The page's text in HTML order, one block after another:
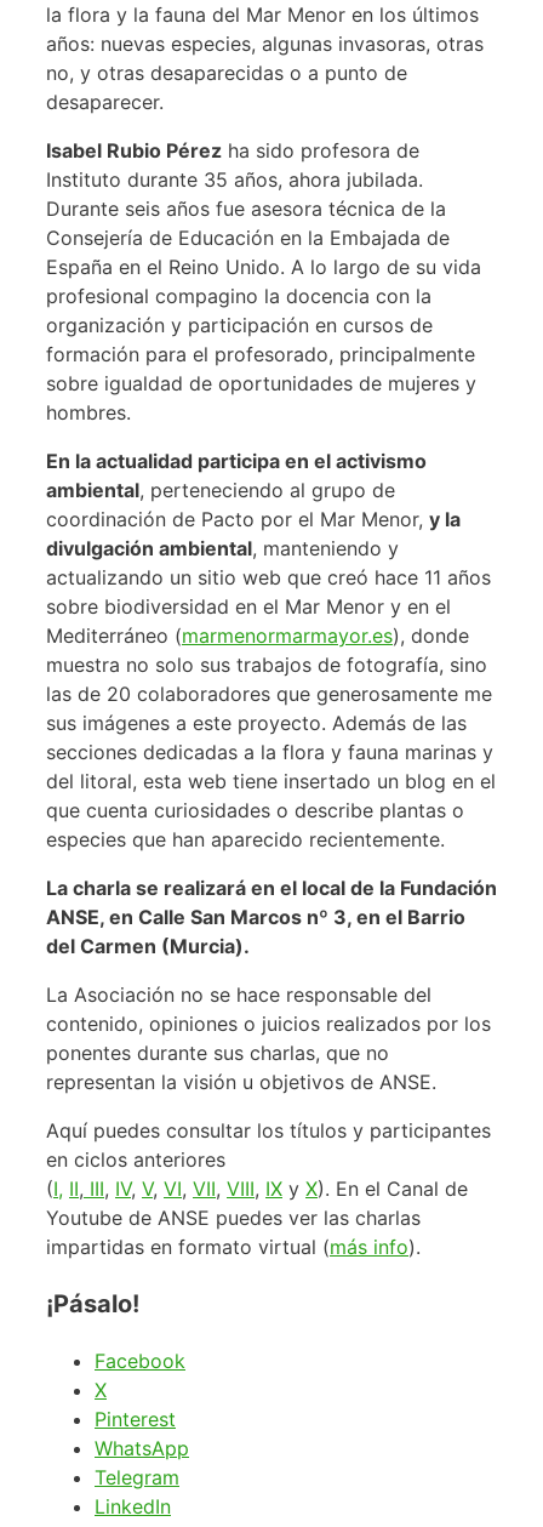
la flora y la fauna del Mar Menor en los últimos
años: nuevas especies, algunas invasoras, otras
no, y otras desaparecidas o a punto de
desaparecer.
Isabel Rubio Pérez ha sido profesora de
Instituto durante 35 años, ahora jubilada.
Durante seis años fue asesora técnica de la
Consejería de Educación en la Embajada de
España en el Reino Unido. A lo largo de su vida
profesional compagino la docencia con la
organización y participación en cursos de
formación para el profesorado, principalmente
sobre igualdad de oportunidades de mujeres y
hombres.
En la actualidad participa en el activismo
ambiental, perteneciendo al grupo de
coordinación de Pacto por el Mar Menor, y la
divulgación ambiental, manteniendo y
actualizando un sitio web que creó hace 11 años
sobre biodiversidad en el Mar Menor y en el
Mediterráneo (marmenormarmayor.es), donde
muestra no solo sus trabajos de fotografía, sino
las de 20 colaboradores que generosamente me
sus imágenes a este proyecto. Además de las
secciones dedicadas a la flora y fauna marinas y
del litoral, esta web tiene insertado un blog en el
que cuenta curiosidades o describe plantas o
especies que han aparecido recientemente.
La charla se realizará en el local de la Fundación
ANSE, en Calle San Marcos nº 3, en el Barrio
del Carmen (Murcia).
La Asociación no se hace responsable del
contenido, opiniones o juicios realizados por los
ponentes durante sus charlas, que no
representan la visión u objetivos de ANSE.
Aquí puedes consultar los títulos y participantes
en ciclos anteriores
(I, II, III, IV, V, VI, VII, VIII, IX y X). En el Canal de
Youtube de ANSE puedes ver las charlas
impartidas en formato virtual (más info).
¡Pásalo!
Facebook
X
Pinterest
WhatsApp
Telegram
LinkedIn